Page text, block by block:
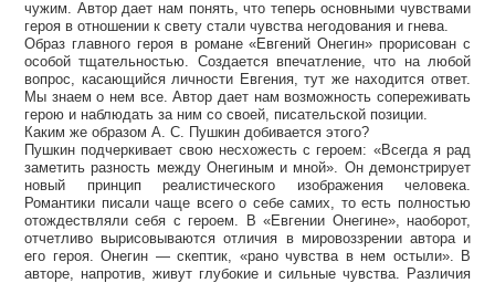
чужим. Автор дает нам понять, что теперь основными чувствами
героя в отношении к свету стали чувства негодования и гнева.
Образ главного героя в романе «Евгений Онегин» прорисован с
особой тщательностью. Создается впечатление, что на любой
вопрос, касающийся личности Евгения, тут же находится ответ.
Мы знаем о нем все. Автор дает нам возможность сопереживать
герою и наблюдать за ним со своей, писательской позиции.
Каким же образом А. С. Пушкин добивается этого?
Пушкин подчеркивает свою несхожесть с героем: «Всегда я рад
заметить разность между Онегиным и мной». Он демонстрирует
новый принцип реалистического изображения человека.
Романтики писали чаще всего о себе самих, то есть полностью
отождествляли себя с героем. В «Евгении Онегине», наоборот,
отчетливо вырисовываются отличия в мировоззрении автора и
его героя. Онегин — скептик, «рано чувства в нем остыли». В
авторе, напротив, живут глубокие и сильные чувства. Различия